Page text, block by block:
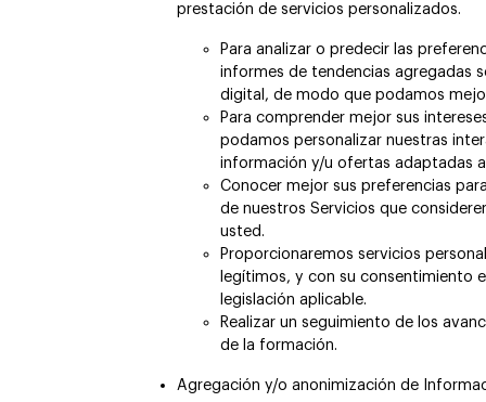
prestación de servicios personalizados.
Para analizar o predecir las
informes de tendencias agregadas
digital, de modo que podamos
Para comprender mejor sus
podamos personalizar nuestras
información y/u ofertas adaptadas a
Conocer mejor sus preferencias
de nuestros Servicios que
usted.
Proporcionaremos servicios
legítimos, y con su consentimiento
legislación aplicable.
Realizar un seguimiento de los
de la formación.
Agregación y/o anonimización de